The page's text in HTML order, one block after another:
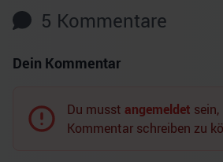
5 Kommentare
Dein Kommentar
Du musst angemeldet
Kommentar schreiben zu